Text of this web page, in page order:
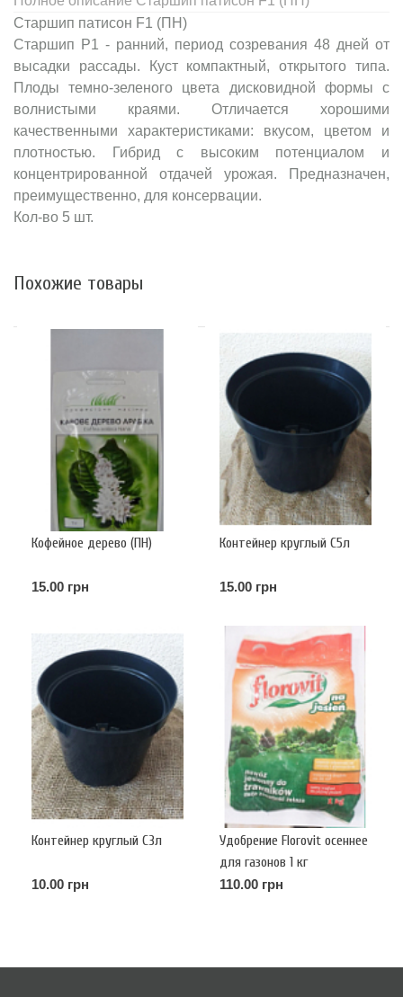
Старшип патисон F1 (ПН)
Старшип Р1 - ранний, период созревания 48 дней от
высадки рассады. Куст компактный, открытого типа.
Плоды темно-зеленого цвета дисковидной формы с
волнистыми краями. Отличается хорошими
качественными характеристиками: вкусом, цветом и
плотностью. Гибрид с высоким потенциалом и
концентрированной отдачей урожая. Предназначен,
преимущественно, для консервации.
Кол-во 5 шт.
Похожие товары
Кофейное дерево (ПН)
15.00 грн
Контейнер круглый С5л
15.00 грн
Контейнер круглый С3л
10.00 грн
Удобрение Florovit осеннее
для газонов 1 кг
110.00 грн